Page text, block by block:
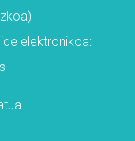
elektronikoa: